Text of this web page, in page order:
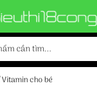
Vitamin cho bé